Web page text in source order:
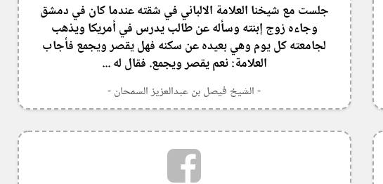
جلست مع شيخنا العلامة الالباني في شقته عندما كان في دمشق
وجاءه زوج إبنته وسأله عن طالب يدرس في أمريكا ويذهب
لجامعته كل يوم وهي بعيده عن سكنه فهل يقصر ويجمع فأجاب
العلامة: نعم يقصر ويجمع. فقال له ...
- الشيخ فيصل بن عبدالعزيز السمحان -